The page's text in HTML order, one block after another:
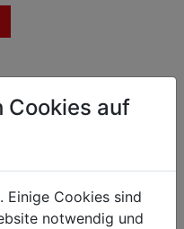
Cookies auf
Einige Cookies sind
notwendig und